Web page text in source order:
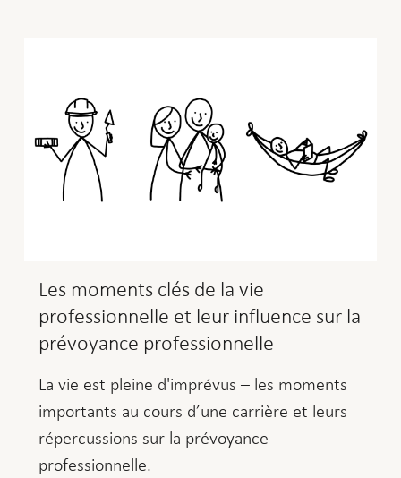
Les moments clés de la vie
professionnelle et leur influence sur la
prévoyance professionnelle
La vie est pleine d'imprévus – les moments
importants au cours d’une carrière et leurs
répercussions sur la prévoyance
professionnelle.